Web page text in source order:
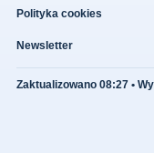
Polityka cookies
Newsletter
Zaktualizowano 08:27 •